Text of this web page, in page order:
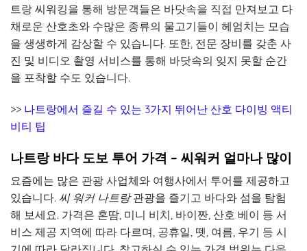
트랑 씨워킹을 통해 방문객들은 바닷속을 직접 만져보고 다
채로운 산호초와 수많은 종류의 물고기들이 헤엄치는 모습
을 생생하게 감상할 수 있습니다. 또한, 전문 장비를 갖춘 사
진 및 비디오 촬영 서비스를 통해 바닷속의 잊지 못할 순간
을 포착할 수도 있습니다.
>> 나트랑에서 즐길 수 있는 3가지 뛰어난 산호 다이빙 액티
비티 팁
나트랑 바다 도보 투어 가격 – 씨워커 얼마나 많이
요즘에는 많은 관광 사업체와 여행사에서 투어를 제공하고
있습니다. 씨 워커 나트랑관광을 즐기고 바다와 섬을 탐험
해 보세요. 가격은 혼땀, 미니 비치, 바이짠, 산호 베이 등 서
비스 제공 지역에 따라 다르며, 공휴일, 뗏, 여름, 우기 등 시